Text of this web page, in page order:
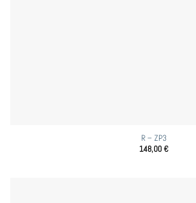
R – ZP3
148,00€